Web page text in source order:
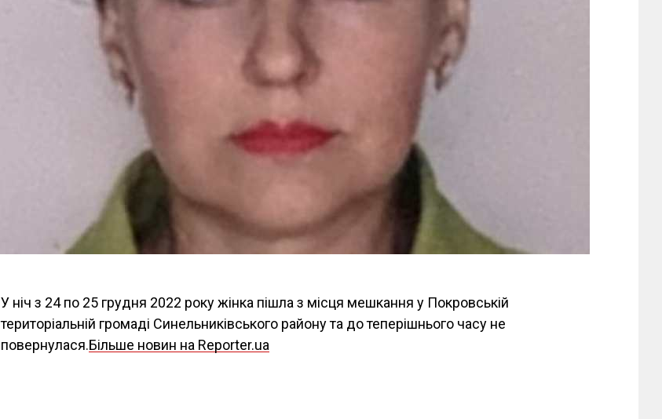
У ніч з 24 по 25 грудня 2022 року жінка пішла з місця мешкання у Покровській
територіальній громаді Синельниківського району та до теперішнього часу не
повернулася.Більше новин на Reporter.ua